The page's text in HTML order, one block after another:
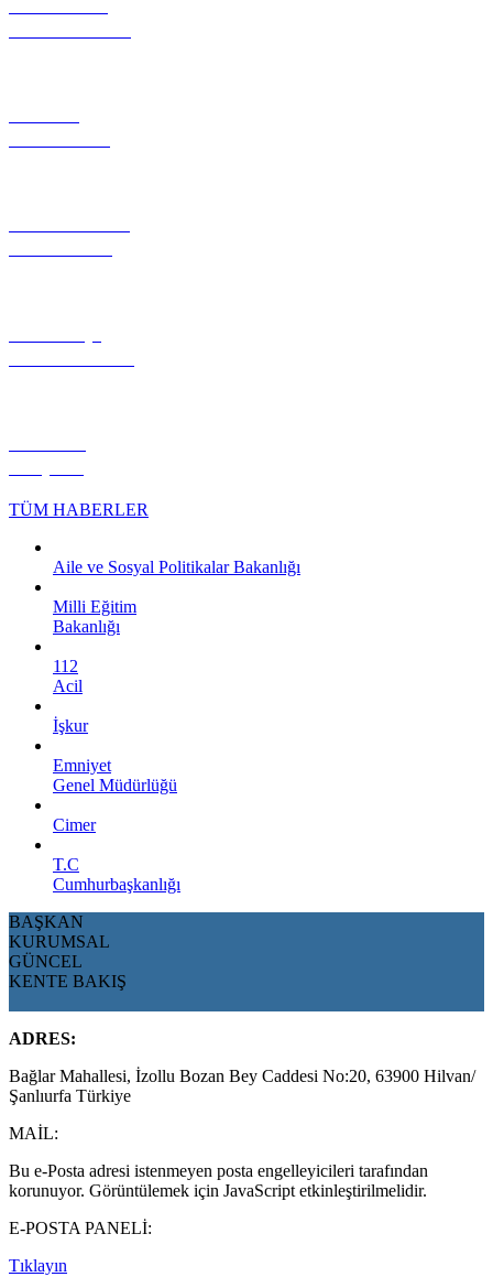
TÜM HABERLER
Aile ve Sosyal Politikalar Bakanlığı
Milli Eğitim
Bakanlığı
112
Acil
İşkur
Emniyet
Genel Müdürlüğü
Cimer
T.C
Cumhurbaşkanlığı
BAŞKAN
KURUMSAL
GÜNCEL
KENTE BAKIŞ
ADRES:
Bağlar Mahallesi, İzollu Bozan Bey Caddesi No:20, 63900 Hilvan/
Şanlıurfa Türkiye
MAİL:
Bu e-Posta adresi istenmeyen posta engelleyicileri tarafından
korunuyor. Görüntülemek için JavaScript etkinleştirilmelidir.
E-POSTA PANELİ:
Tıklayın